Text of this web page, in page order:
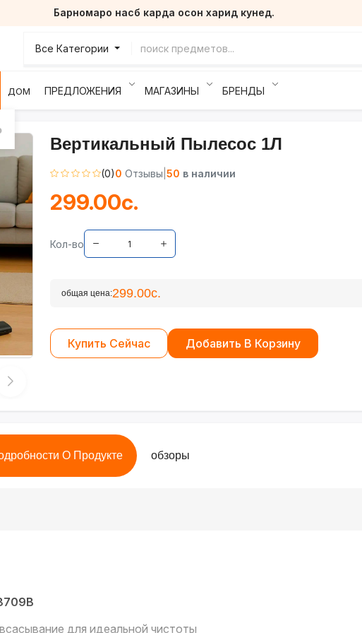
Барномаро насб карда осон харид кунед.
Все Категории
ДОМ ПРЕДЛОЖЕНИЯ МАГАЗИНЫ БРЕНДЫ
Вертикальный Пылесос 1Л
(0)0 Отзывы 50 в наличии
299.00с.
Кол-во
общая цена:299.00с.
Купить Сейчас Добавить В Корзину
О Продукте обзоры
для идеальной чистоты